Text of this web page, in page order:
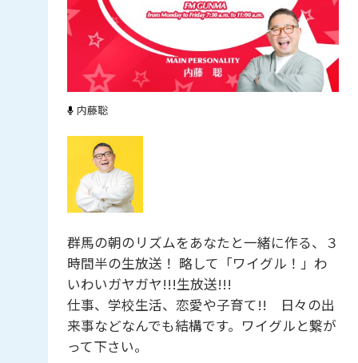
内藤聡
群馬の朝のリズムをあなたと一緒に作る、３
時間半の生放送！ 略して「ワイグル！」わ
いわいガヤガヤ!!!生放送!!!
仕事、学校生活、恋愛や子育て!! 日々の出
来事などなんでも結構です。ワイグルと繋が
って下さい。